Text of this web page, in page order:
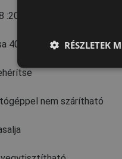
:2013+A1:2021
40 °C-on, kímélő
nem szárítható
RÉSZLETEK